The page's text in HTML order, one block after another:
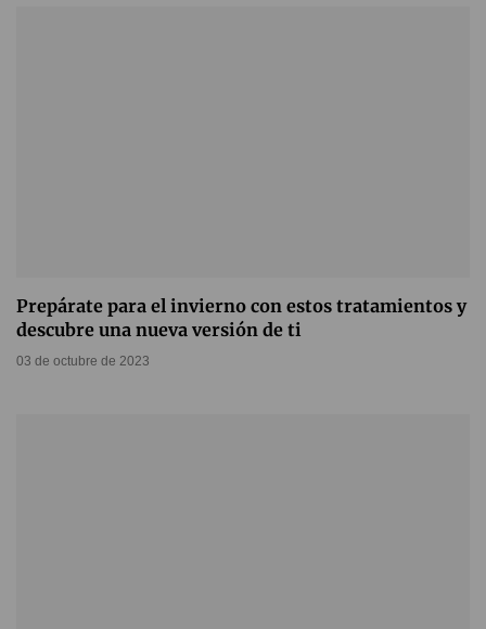
Prepárate para el invierno con estos tratamientos y
descubre una nueva versión de ti
03 de octubre de 2023